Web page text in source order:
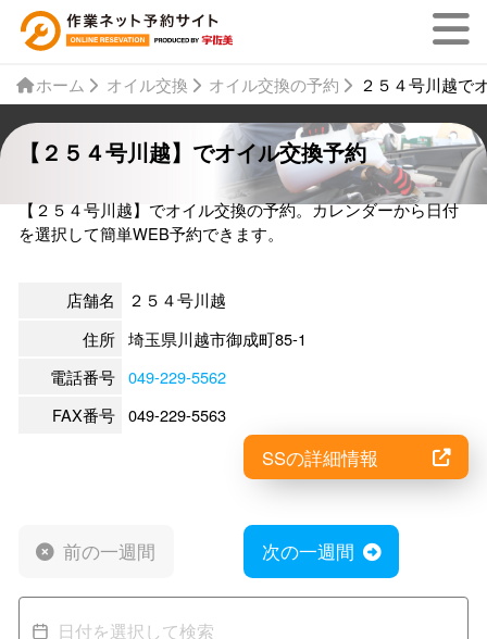
ホーム オイル交換 オイル交換の予約 ２５４号川越で
【２５４号川越】でオイル交換予約
【２５４号川越】でオイル交換の予約。カレンダーから日付
を選択して簡単WEB予約できます。
店舗名
２５４号川越
住所 埼玉県川越市御成町85-1
電話番号 049-229-5562
FAX番号 049-229-5563
SSの詳細情報
前の一週間 次の一週間